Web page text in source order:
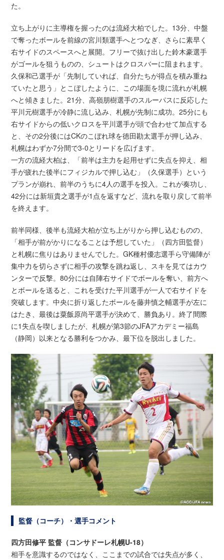
た。
立ち上がりに主導権を握ったのは流経大柏でした。13分、中盤
で奪ったボールを前線の宮川類選手へとつなぎ、さらに素早く
右サイドのスペースへと展開。フリーで抜け出した鈴木豪選手
がゴールを狙うものの、シュートはクロスバーに阻まれます。
久保和己選手が「先制していれば、自分たちが得点を積み重ね
ていたと思う」とこぼしたように、この場面を境に流れが札幌
へと傾きました。21分、高嶺朋樹選手のスルーパスに反応した
平川元樹選手が冷静に流し込み、札幌が先制に成功。25分にも
右サイドからの低いクロスを平川選手が頭で合わせて加点する
と、その2分後にはCKのこぼれ球を徳田勘太選手が押し込み、
札幌はわずか7分間で3-0とリードを広げます。
一方の流経大柏は、「前半は主力を起用せずに失点を抑え、相
手が疲れた後半にフィジカルで押し込む」（久保選手）という
プランが崩れ、前半のうちに4人の選手を投入。これが奏功し、
42分には新垣貴之選手が1点を返すなど、流れを取り戻して前半
を終えます。
前半同様、後半も流経大柏が立ち上がりから押し込むものの、
「相手が前がかりになることは予想していた」（四方田監督）
と札幌に焦りはありませんでした。GK種村優志選手ら守備陣が
集中力を切らさずに相手の攻撃を跳ね返し、スキを見てはカウ
ンターで反撃。80分には自陣右サイドでボールを奪い、前方へ
とボールを送ると、これを受けた平川選手が一人で右サイドを
突破します。中央に折り返したボールを藤井慎之輔選手が左に
はたき、最後は粟飯原尚平選手が決めて、勝負あり。終了間際
に1失点を喫しましたが、札幌が第3節のJFAアカデミー福島
（静岡）以来となる勝利をつかみ、最下位を脱出しました。
監督（コーチ）・選手コメント
四方田修平 監督（コンサドーレ札幌U-18）
相手を意識するのではなく、ここまでの試合では失点が多く、